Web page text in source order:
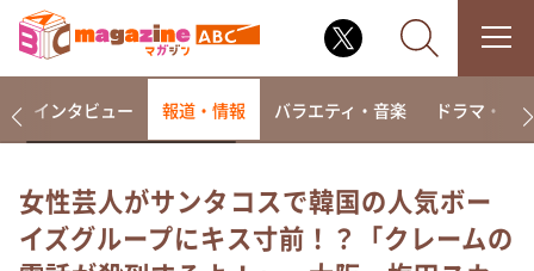
なるみ・岡村の過ぎるTV
インタビュー 報道・情報 バラエティ・音楽 ドラマ・映画
女性芸人がサンタコスで韓国の人気ボー
イズグループにキス寸前！？「クレームの